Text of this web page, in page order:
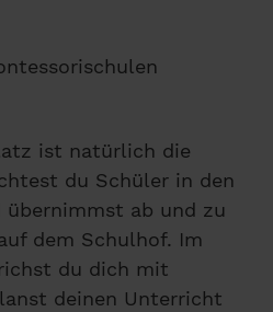
ist natürlich die
du Schüler in den
übernimmst ab und zu
dem Schulhof. Im
du dich mit
deinen Unterricht